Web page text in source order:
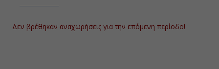
19:00
Δεν βρέθηκαν αναχωρήσεις για την επόμενη περίοδο!